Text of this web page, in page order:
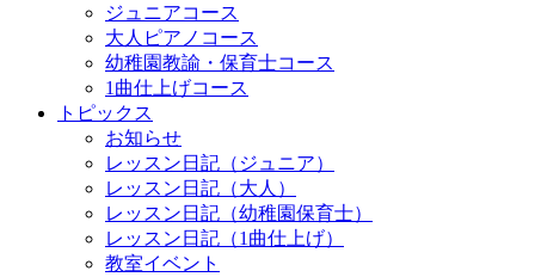
ジュニアコース
大人ピアノコース
幼稚園教諭・保育士コース
1曲仕上げコース
トピックス
お知らせ
レッスン日記（ジュニア）
レッスン日記（大人）
レッスン日記（幼稚園保育士）
レッスン日記（1曲仕上げ）
教室イベント